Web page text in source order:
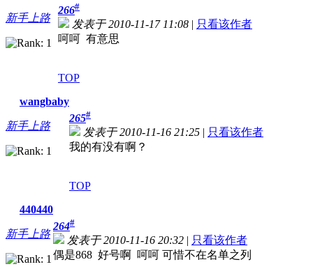
新手上路
266#
发表于 2010-11-17 11:08 | 只看该作者
呵呵 有意思
TOP
wangbaby
新手上路
265#
发表于 2010-11-16 21:25 | 只看该作者
我的有没有啊？
TOP
440440
新手上路
264#
发表于 2010-11-16 20:32 | 只看该作者
偶是868 好号啊 呵呵 可惜不在名单之列